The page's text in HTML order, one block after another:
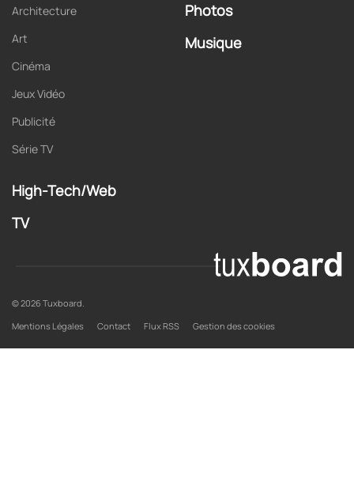
Architecture
Art
Cinéma
Jeux Vidéo
Publicité
Série TV
Photos
Musique
High-Tech/Web
TV
© 2026 Tuxboard.
Mentions Légales
Contact Flux RSS Gestion des cookies